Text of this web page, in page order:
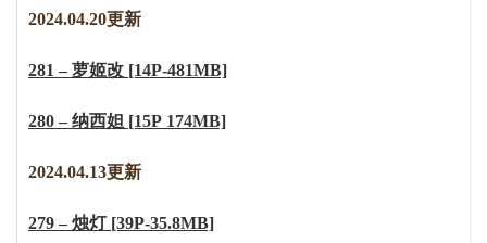
2024.04.20更新
281 – 萝姬改 [14P-481MB]
280 – 纳西妲 [15P 174MB]
2024.04.13更新
279 – 烛灯 [39P-35.8MB]